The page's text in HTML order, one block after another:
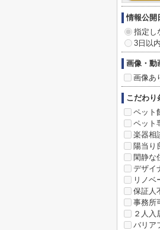
情報公開
指定し
3日以内
画像・動
画像あ
こだわり
ペット
ペット
楽器相
陽当り
閑静な
デザイ
リノベ
保証人
事務所
２人入
バリア